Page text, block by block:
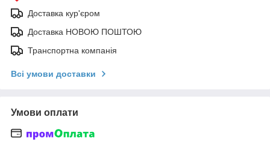
Доставка кур'єром
Доставка НОВОЮ ПОШТОЮ
Транспортна компанія
Всі умови доставки
Умови оплати